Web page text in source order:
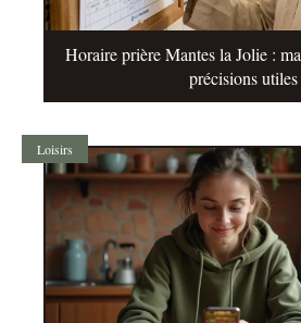
Horaire prière Mantes la Jolie :
précisions utiles
Loisirs